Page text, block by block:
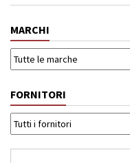
MARCHI
FORNITORI